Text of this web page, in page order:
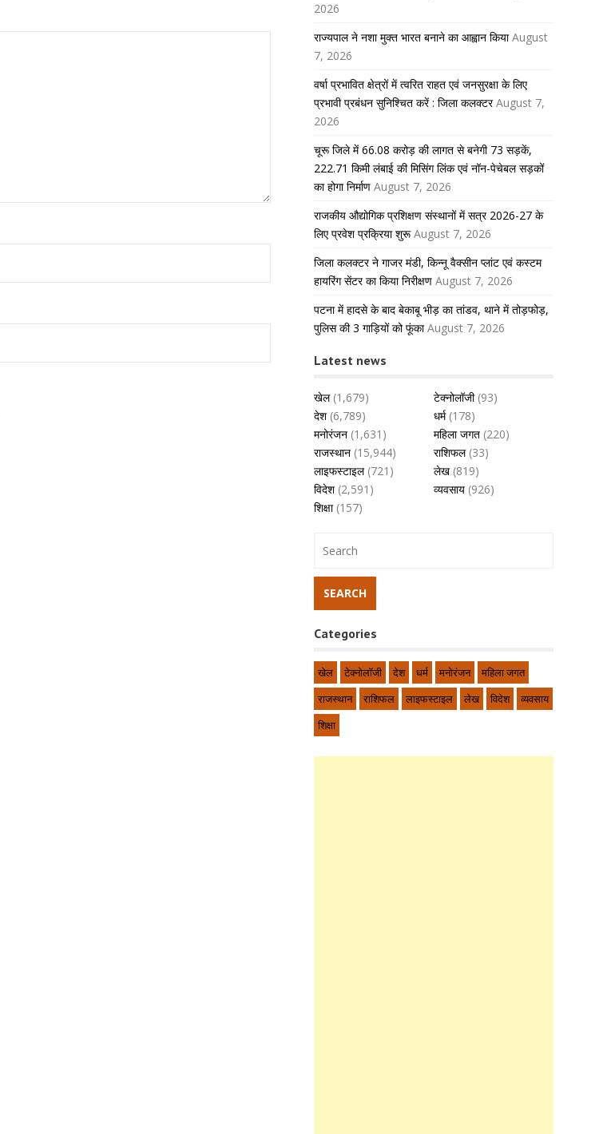
2026
राज्यपाल ने नशा मुक्त भारत बनाने का आह्वान किया August
7, 2026
वर्षा प्रभावित क्षेत्रों में त्वरित राहत एवं जनसुरक्षा के लिए
प्रभावी प्रबंधन सुनिश्चित करें : जिला कलक्टर August 7,
2026
चूरू जिले में 66.08 करोड़ की लागत से बनेगी 73 सड़कें,
222.71 किमी लंबाई की मिसिंग लिंक एवं नॉन-पेचेबल सड़कों
का होगा निर्माण August 7, 2026
राजकीय औद्योगिक प्रशिक्षण संस्थानों में सत्र 2026-27 के
लिए प्रवेश प्रक्रिया शुरू August 7, 2026
जिला कलक्टर ने गाजर मंडी, किन्नू वैक्सीन प्लांट एवं कस्टम
हायरिंग सेंटर का किया निरीक्षण August 7, 2026
पटना में हादसे के बाद बेकाबू भीड़ का तांडव, थाने में तोड़फोड़,
पुलिस की 3 गाड़ियों को फूंका August 7, 2026
Latest news
खेल(1,679) टेक्नोलॉजी(93)
देश(6,789) धर्म(178)
मनोरंजन (1,631) महिला जगत (220)
राजस्थान (15,944) राशिफल(33)
लाइफस्टाइल(721) लेख (819)
विदेश(2,591) व्यवसाय (926)
शिक्षा(157)
Categories
खेल टेक्नोलॉजी देश धर्म मनोरंजन
महिला जगत
राजस्थान
राशिफल लाइफस्टाइल लेख विदेश
व्यवसाय
शिक्षा